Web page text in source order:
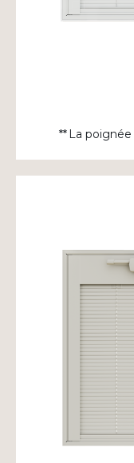
** La poignée